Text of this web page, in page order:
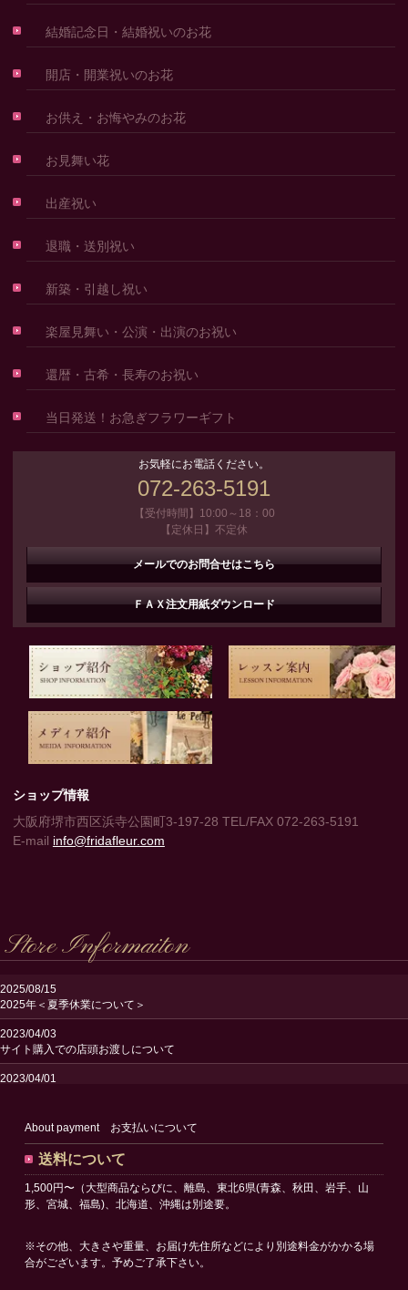
結婚記念日・結婚祝いのお花
開店・開業祝いのお花
お供え・お悔やみのお花
お見舞い花
出産祝い
退職・送別祝い
新築・引越し祝い
楽屋見舞い・公演・出演のお祝い
還暦・古希・長寿のお祝い
当日発送！お急ぎフラワーギフト
お気軽にお電話ください。
072-263-5191
【受付時間】10:00～18：00
【定休日】不定休
メールでのお問合せはこちら
ＦＡＸ注文用紙ダウンロード
ショップ情報
大阪府堺市西区浜寺公園町3-197-28 TEL/FAX 072-263-5191
E-mail info@fridafleur.com
Store Informaiton
2025/08/15
2025年＜夏季休業について＞
2023/04/03
サイト購入での店頭お渡しについて
2023/04/01
2023/02/24
About payment お支払いについて
送料について
1,500円〜（大型商品ならびに、離島、東北6県(青森、秋田、岩手、山
形、宮城、福島)、北海道、沖縄は別途要。
※その他、大きさや重量、お届け先住所などにより別途料金がかかる場
合がございます。予めご了承下さい。